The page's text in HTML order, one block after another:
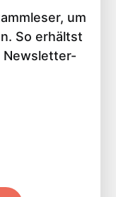
um
So erhältst
Newsletter-